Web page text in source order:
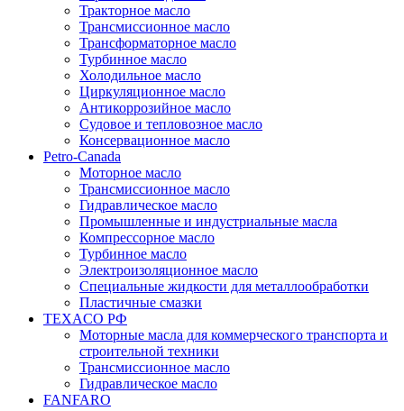
Тракторное масло
Трансмиссионное масло
Трансформаторное масло
Турбинное масло
Холодильное масло
Циркуляционное масло
Антикоррозийное масло
Судовое и тепловозное масло
Консервационное масло
Petro-Canada
Моторное масло
Трансмиссионное масло
Гидравлическое масло
Промышленные и индустриальные масла
Компрессорное масло
Турбинное масло
Электроизоляционное масло
Специальные жидкости для металлообработки
Пластичные смазки
TEXACO РФ
Моторные масла для коммерческого транспорта и
строительной техники
Трансмиссионное масло
Гидравлическое масло
FANFARO